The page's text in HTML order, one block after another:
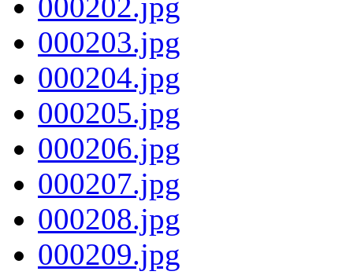
000203.jpg
000204.jpg
000205.jpg
000206.jpg
000207.jpg
000208.jpg
000209.jpg